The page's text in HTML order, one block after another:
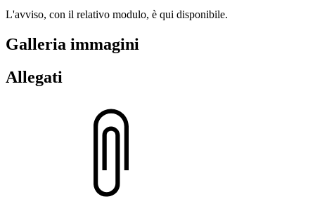
L'avviso, con il relativo modulo, è qui disponibile.
Galleria immagini
Allegati